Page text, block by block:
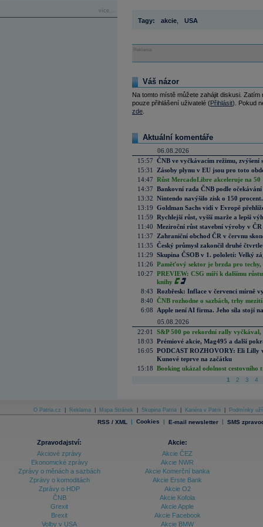
více...
Tagy: akcie USA
Reklama
Váš názor
Na tomto místě můžete zahájit diskusi.
pouze přihlášení uživatelé (Přihlásit). Pokud
zde
Aktuální komentáře
06.08.2026
15:57 ČNB ve vyčkávacím režimu, zvýšení
15:31
Zásoby plynu v EU jsou pro toto
14:47 Růst MercadoLibre akceleruje na
14:37 Bankovní rada ČNB podle
13:32 Nintendo navýšilo zisk o 150
13:19 Goldman Sachs vidí v Evropě
11:59 Rychlejší růst, vyšší marže a lepší
11:40 Meziroční růst stavební výroby v
11:37
Zahraniční obchod ČR v červnu
11:35 Český průmysl zakončil druhé
11:29 Skupina ČSOB v 1. pololetí: Velký
11:26 Paměťový sektor je brzda pro techy,
10:27 PREVIEW: CSG míří k dalšímu
knihy
8:43 Rozbřesk: Inflace v červenci mírně
8:40 ČNB rozhodne o sazbách, trhy
6:08
Apple není AI firma. Jeho síla stojí
05.08.2026
22:01
S&P 500 po rekordní rally vyčkával,
18:03 Prémiové akcie, Mag495 a další
16:05 PODCAST ROZHOVORY: Eli Lilly
Kunové teprve na začátku
15:18 Booking ukázal odolnost cestovního
1 2 3 4
O Patria.cz Reklama Mapa Stránek Skupina Patria Kariéra v Patrii Podmínky
RSS / XML | Cookies | E-mail newsletter | SMS
Zpravodajství:
Akciové zprávy
Ekonomické zprávy
Zprávy o měnách a sazbách
Zprávy o komoditách
Zprávy o HDP
ČNB
Grexit
Brexit
Volby v USA
Akcie:
Akcie ČEZ
Akcie NWR
Akcie Komerční banka
Akcie Erste Bank
Akcie O2
Akcie Kofola
Akcie Apple
Akcie Facebook
Akcie BMW